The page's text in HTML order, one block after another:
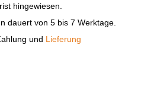
hingewiesen.
dauert von 5 bis 7 Werktage.
und Lieferung